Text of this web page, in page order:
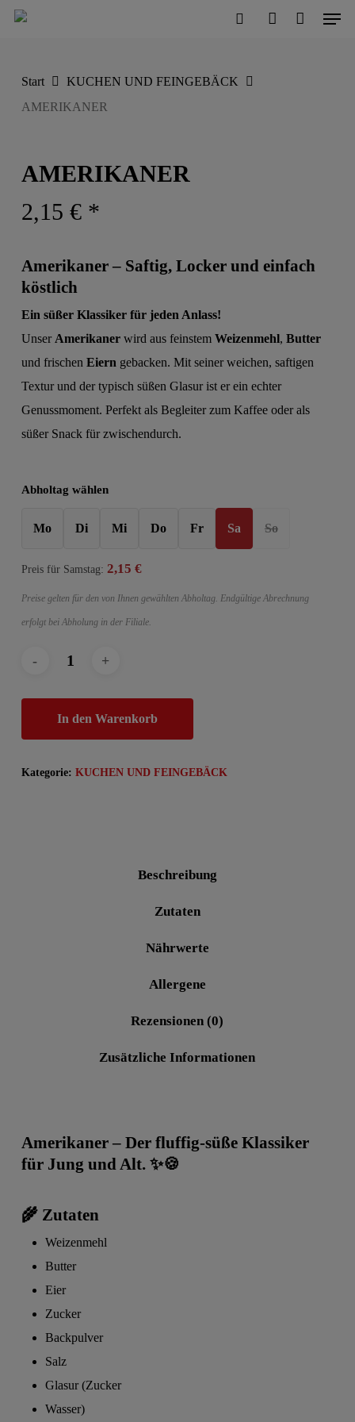
Skip
content
Menu
Start
KUCHEN UND FEINGEBÄCK
AMERIKANER
AMERIKANER
2,15 € *
Amerikaner – Saftig, Locker und einfach
köstlich
Ein süßer Klassiker für jeden Anlass!
Unser Amerikanerwird aus feinstem Weizenmehl, Butter
und frischen Eiern gebacken. Mit seiner weichen, saftigen
Textur und der typisch süßen Glasur ist er ein echter
Genussmoment. Perfekt als Begleiter zum Kaffee oder als
süßer Snack für zwischendurch.
Abholtag wählen
Mo Di Mi Do Fr Sa So
Preis für Samstag: 2,15 €
Preise gelten für den von Ihnen gewählten Abholtag. Endgültige Abrechnung
erfolgt bei Abholung in der Filiale.
In den Warenkorb
Kategorie: KUCHEN UND FEINGEBÄCK
Beschreibung
Zutaten
Nährwerte
Allergene
Rezensionen (0)
Zusätzliche Informationen
Amerikaner – Der fluffig-süße Klassiker
für Jung und Alt.✨🍪
🌾 Zutaten
Weizenmehl
Butter
Eier
Zucker
Backpulver
Salz
Glasur (Zucker
Wasser)